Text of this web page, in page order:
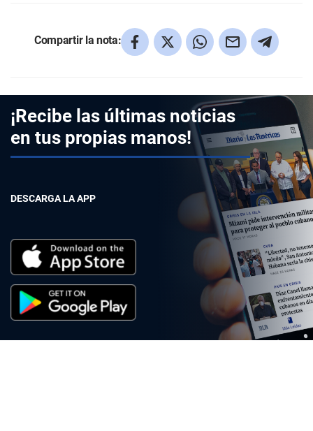
Compartir la nota:
¡Recibe las últimas noticias
en tus propias manos!
DESCARGA LA APP